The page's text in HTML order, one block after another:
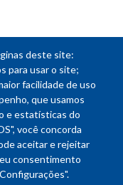
deste site:
para usar o site;
facilidade de uso
que usamos
e estatísticas do
você concorda
aceitar e rejeitar
consentimento
A